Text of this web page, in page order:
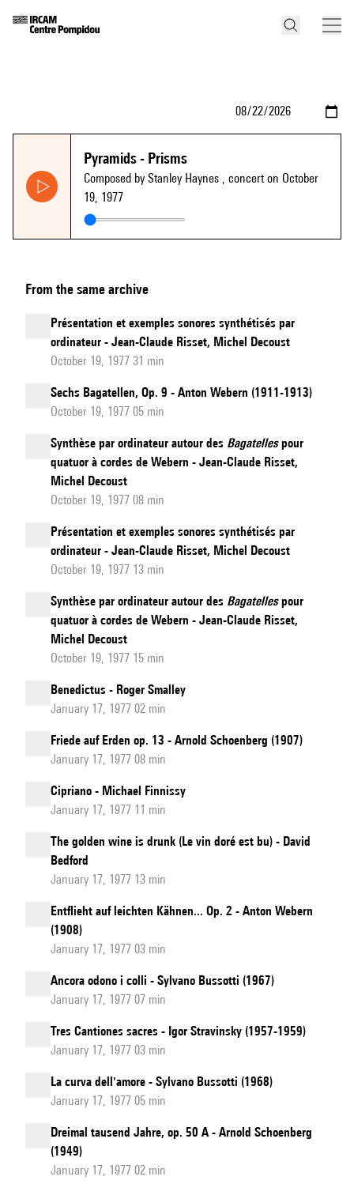
Pyramids - Prisms
Composed by Stanley Haynes , concert on October
19, 1977
From the same archive
Présentation et exemples sonores synthétisés par
ordinateur - Jean-Claude Risset, Michel Decoust
October 19, 1977 31 min
Sechs Bagatellen, Op. 9 - Anton Webern (1911-1913)
October 19, 1977 05 min
Synthèse par ordinateur autour des Bagatellespour
quatuor à cordes de Webern - Jean-Claude Risset,
Michel Decoust
October 19, 1977 08 min
Présentation et exemples sonores synthétisés par
ordinateur - Jean-Claude Risset, Michel Decoust
October 19, 1977 13 min
Synthèse par ordinateur autour des Bagatellespour
quatuor à cordes de Webern - Jean-Claude Risset,
Michel Decoust
October 19, 1977 15 min
Benedictus - Roger Smalley
January 17, 1977 02 min
Friede auf Erden op. 13 - Arnold Schoenberg (1907)
January 17, 1977 08 min
Cipriano - Michael Finnissy
January 17, 1977 11 min
The golden wine is drunk (Le vin doré est bu) - David
Bedford
January 17, 1977 13 min
Entflieht auf leichten Kähnen... Op. 2 - Anton Webern
(1908)
January 17, 1977 03 min
Ancora odono i colli - Sylvano Bussotti (1967)
January 17, 1977 07 min
Tres Cantiones sacres - Igor Stravinsky (1957-1959)
January 17, 1977 03 min
La curva dell'amore - Sylvano Bussotti (1968)
January 17, 1977 05 min
Dreimal tausend Jahre, op. 50 A - Arnold Schoenberg
(1949)
January 17, 1977 02 min